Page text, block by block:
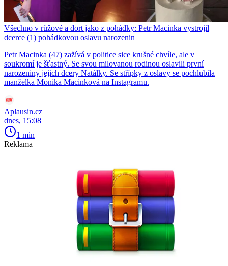
Všechno v růžové a dort jako z pohádky: Petr Macinka vystrojil
dcerce (1) pohádkovou oslavu narozenin
Petr Macinka (47) zažívá v politice sice krušné chvíle, ale v
soukromí je šťastný. Se svou milovanou rodinou oslavili první
narozeniny jejich dcery Natálky. Se střípky z oslavy se pochlubila
manželka Monika Macinková na Instagramu.
Aplausin.cz
dnes, 15:08
1 min
Reklama